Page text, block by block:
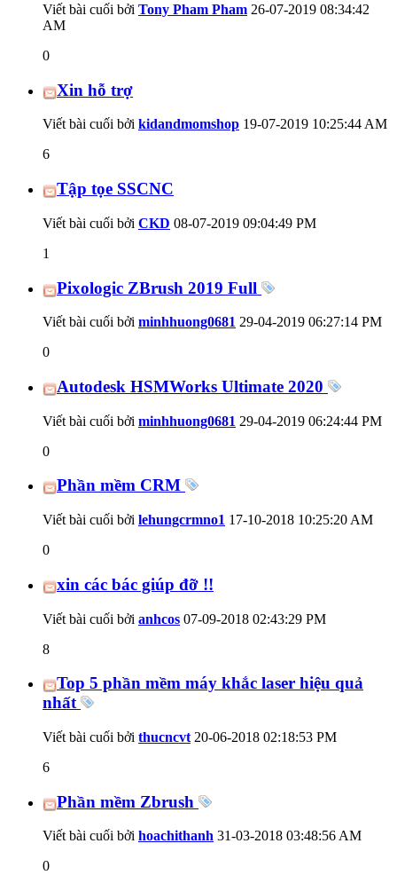
Viết bài cuối bởi Tony Pham Pham 26-07-2019 08:34:42
AM
0
Xin hỗ trợ
Viết bài cuối bởi kidandmomshop 19-07-2019 10:25:44 AM
6
Tập tọe SSCNC
Viết bài cuối bởi CKD 08-07-2019 09:04:49 PM
1
Pixologic ZBrush 2019 Full
Viết bài cuối bởi minhhuong0681 29-04-2019 06:27:14 PM
0
Autodesk HSMWorks Ultimate 2020
Viết bài cuối bởi minhhuong0681 29-04-2019 06:24:44 PM
0
Phần mềm CRM
Viết bài cuối bởi lehungcrmno1 17-10-2018 10:25:20 AM
0
xin các bác giúp đỡ !!
Viết bài cuối bởi anhcos 07-09-2018 02:43:29 PM
8
Top 5 phần mềm máy khắc laser hiệu quả
nhất
Viết bài cuối bởi thucncvt 20-06-2018 02:18:53 PM
6
Phần mềm Zbrush
Viết bài cuối bởi hoachithanh 31-03-2018 03:48:56 AM
0